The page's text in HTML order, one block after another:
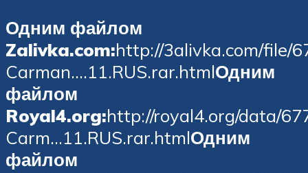
Одним файлом
Zalivka.com:http://3alivka.com/file/
Carman….11.RUS.rar.htmlОдним
файлом
Royal4.org:http://royal4.org/data/
Carm…11.RUS.rar.htmlОдним
файлом